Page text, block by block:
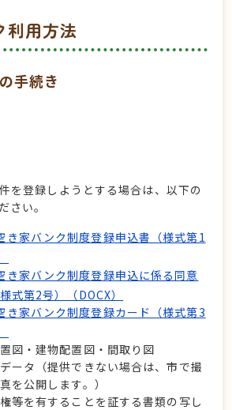
利用方法
手続き
を登録しようとする場合は、以下の
さい。
き家バンク制度登録申込書（様式第1
き家バンク制度登録申込に係る同意
式第2号）（DOCX）
き家バンク制度登録カード（様式第3
図・建物配置図・間取り図
ータ（提供できない場合は、市で撮
を公開します。）
等を有することを証する書類の写し